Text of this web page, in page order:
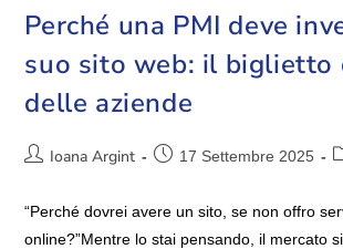
Perché una PMI deve
suo sito web: il biglietto
delle aziende
Ioana Argint 17 Settembre 2025
“Perché dovrei avere un sito, se non offro
online?”Mentre lo stai pensando, il mercato